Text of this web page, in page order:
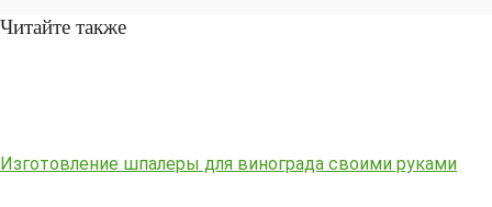
Читайте также
Изготовление шпалеры для винограда своими руками